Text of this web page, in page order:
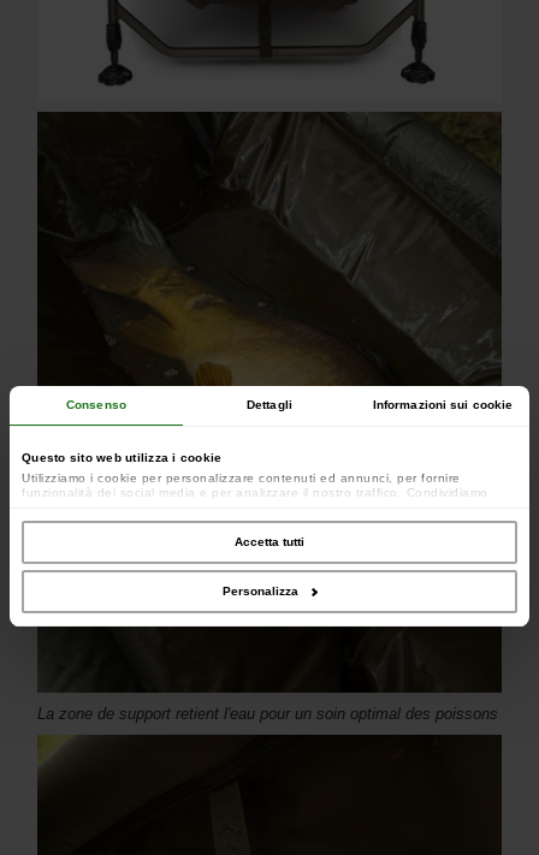
Consenso Dettagli Informazioni sui cookie
Questo sito web utilizza i cookie
Utilizziamo i cookie per personalizzare contenuti ed annunci, per fornire
funzionalità dei social media e per analizzare il nostro traffico. Condividiamo
occupano di analisi dei dati web, pubblicità e social media, i quali potrebbero
combinarle con altre informazioni che hai fornito loro o che hanno raccolto dal
Accetta tutti
Personalizza
La zone de support retient l'eau pour un soin optimal des poissons